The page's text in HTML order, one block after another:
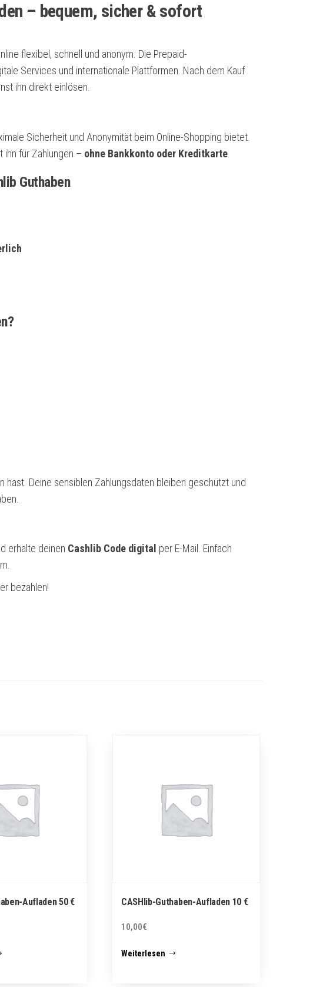
– bequem, sicher & sofort
flexibel, schnell und anonym. Die Prepaid-
Services und internationale Plattformen. Nach dem Kauf
ihn direkt einlösen.
Sicherheit und Anonymität beim Online-Shopping bietet.
ihn für Zahlungen – ohne Bankkonto oder Kreditkarte
Guthaben
hast. Deine sensiblen Zahlungsdaten bleiben geschützt und
erhalte deinen Cashlib Code digital per E-Mail. Einfach
bezahlen!
Aufladen 50 € CASHlib-Guthaben-Aufladen 10 €
10,00€
Weiterlesen